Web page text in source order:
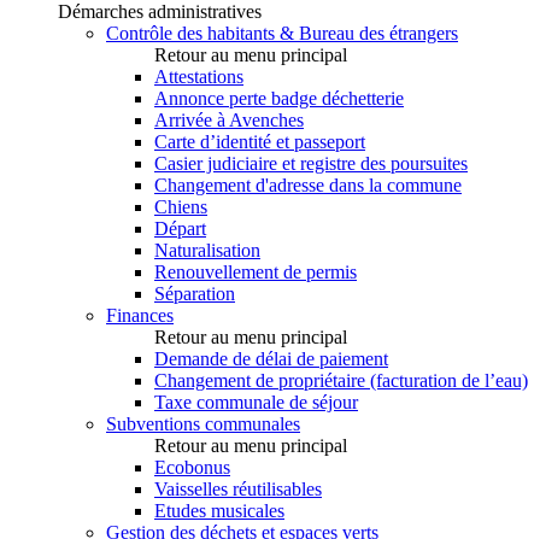
Démarches administratives
Contrôle des habitants & Bureau des étrangers
Retour au menu principal
Attestations
Annonce perte badge déchetterie
Arrivée à Avenches
Carte d’identité et passeport
Casier judiciaire et registre des poursuites
Changement d'adresse dans la commune
Chiens
Départ
Naturalisation
Renouvellement de permis
Séparation
Finances
Retour au menu principal
Demande de délai de paiement
Changement de propriétaire (facturation de l’eau)
Taxe communale de séjour
Subventions communales
Retour au menu principal
Ecobonus
Vaisselles réutilisables
Etudes musicales
Gestion des déchets et espaces verts